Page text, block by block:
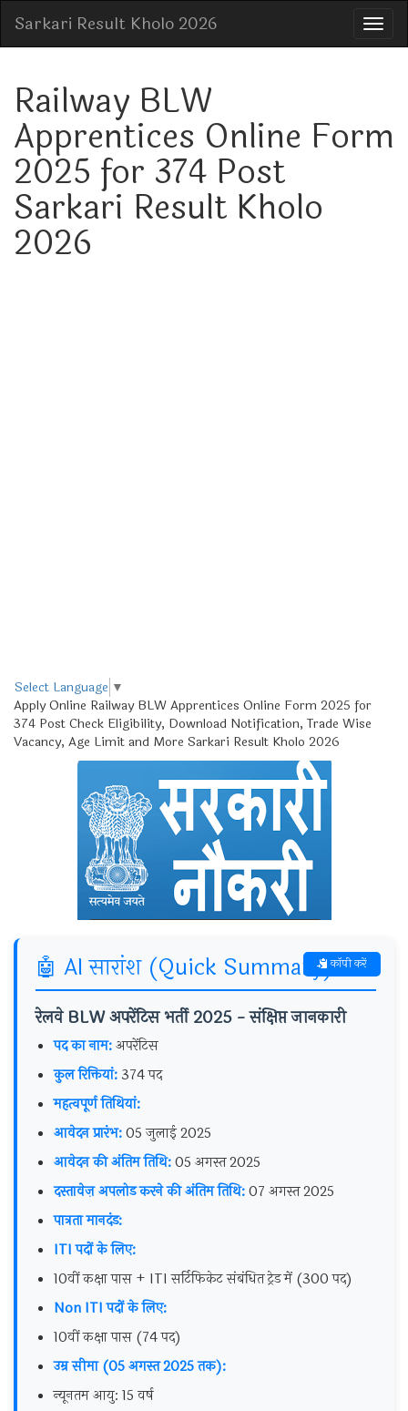
Sarkari Result Kholo 2026
Railway BLW
Apprentices Online Form
2025 for 374 Post
Sarkari Result Kholo
2026
Select Language ▼
Apply Online Railway BLW Apprentices Online Form 2025 for
374 Post Check Eligibility, Download Notification, Trade Wise
Vacancy, Age Limit and More Sarkari Result Kholo 2026
🤖 AI सारांश (Quick Summary)
रेलवे BLW अपरेंटिस भर्ती 2025 - संक्षिप्त जानकारी
पद का नाम:अपरेंटिस
कुल रिक्तियां:374 पद
महत्वपूर्ण तिथियां:
आवेदन प्रारंभ:05 जुलाई 2025
आवेदन की अंतिम तिथि:05 अगस्त 2025
दस्तावेज़ अपलोड करने की अंतिम तिथि:07 अगस्त 2025
पात्रता मानदंड:
ITI पदों के लिए:
10वीं कक्षा पास + ITI सर्टिफिकेट संबंधित ट्रेड में (300 पद)
Non ITI पदों के लिए:
10वीं कक्षा पास (74 पद)
उम्र सीमा (05 अगस्त 2025 तक):
न्यूनतम आयु: 15 वर्ष
कॉपी करें